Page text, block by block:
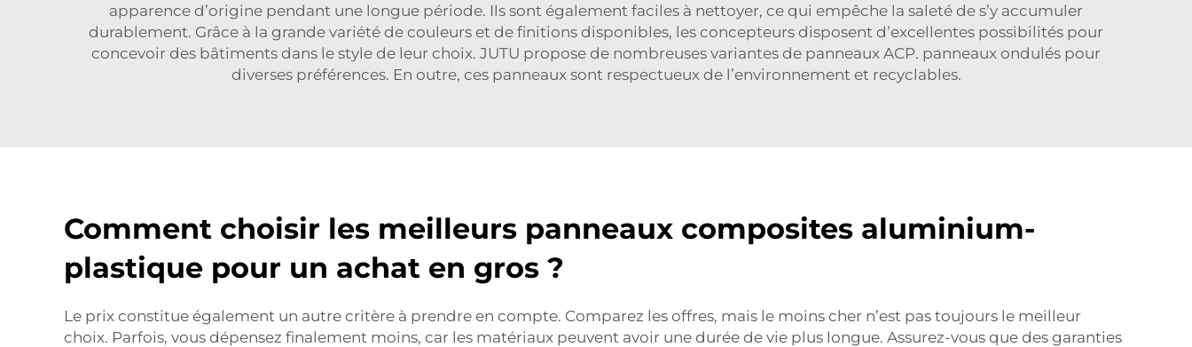
apparence d’origine pendant une longue période. Ils sont également faciles à nettoyer, ce qui empêche la saleté de s’y accumuler
durablement. Grâce à la grande variété de couleurs et de finitions disponibles, les concepteurs disposent d’excellentes possibilités pour
concevoir des bâtiments dans le style de leur choix. JUTU propose de nombreuses variantes de panneaux ACP. panneaux ondulés pour
diverses préférences. En outre, ces panneaux sont respectueux de l’environnement et recyclables.
Comment choisir les meilleurs panneaux composites aluminium-
plastique pour un achat en gros ?
Le prix constitue également un autre critère à prendre en compte. Comparez les offres, mais le moins cher n’est pas toujours le meilleur
choix. Parfois, vous dépensez finalement moins, car les matériaux peuvent avoir une durée de vie plus longue. Assurez-vous que des garanties